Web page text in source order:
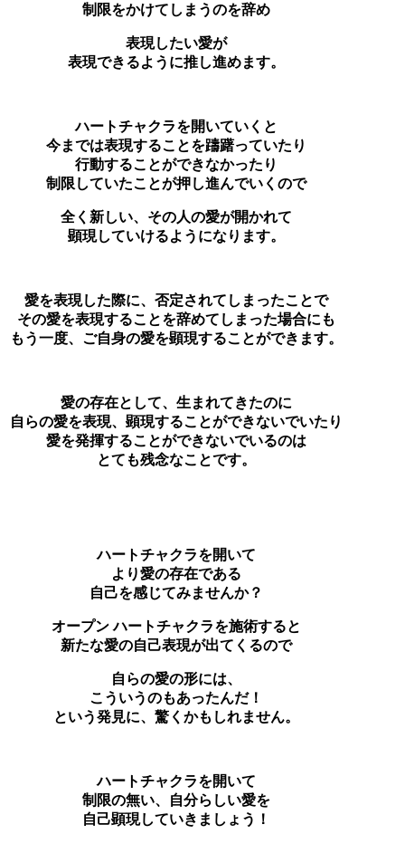
制限をかけてしまうのを辞め
表現したい愛が
表現できるように推し進めます。
ハートチャクラを開いていくと
今までは表現することを躊躇っていたり
行動することができなかったり
制限していたことが押し進んでいくので
全く新しい、その人の愛が開かれて
顕現していけるようになります。
愛を表現した際に、否定されてしまったことで
その愛を表現することを辞めてしまった場合にも
もう一度、ご自身の愛を顕現することができます。
愛の存在として、生まれてきたのに
自らの愛を表現、顕現することができないでいたり
愛を発揮することができないでいるのは
とても残念なことです。
ハートチャクラを開いて
より愛の存在である
自己を感じてみませんか？
オープン ハートチャクラを施術すると
新たな愛の自己表現が出てくるので
自らの愛の形には、
こういうのもあったんだ！
という発見に、驚くかもしれません。
ハートチャクラを開いて
制限の無い、自分らしい愛を
自己顕現していきましょう！